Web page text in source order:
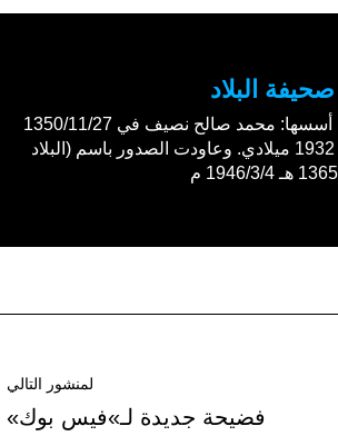
صحيفة البلاد
أول جريدة سعودية أسسها: محمد صالح نصيف في 1350/11/27
هـ الموافق 3 أبريل 1932 ميلادي. وعاودت الصدور باسم (البلاد
لمنشور التالي
لمنشور
فضيحة جديدة لـ»فيس بوك»